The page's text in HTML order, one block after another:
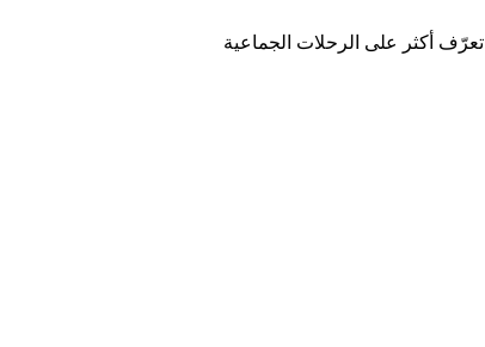
تعرّف أكثر على الرحلات الجماعية